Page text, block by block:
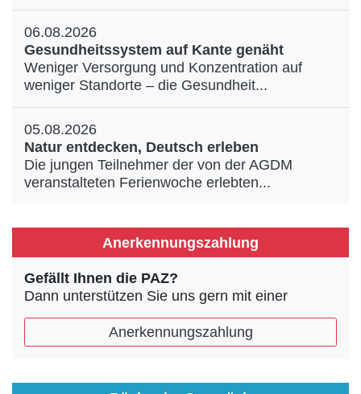
06.08.2026
Gesundheitssystem auf Kante genäht
Weniger Versorgung und Konzentration auf
weniger Standorte – die Gesundheit...
05.08.2026
Natur entdecken, Deutsch erleben
Die jungen Teilnehmer der von der AGDM
veranstalteten Ferienwoche erlebten...
Anerkennungszahlung
Gefällt Ihnen die PAZ?
Dann unterstützen Sie uns gern mit einer
Anerkennungszahlung